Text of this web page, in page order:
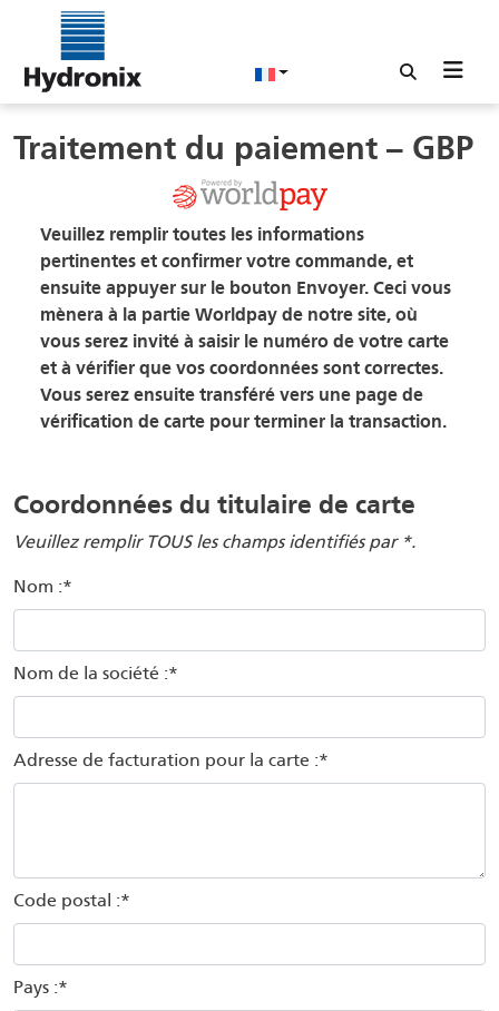
Traitement du paiement – GBP
Veuillez remplir toutes les informations
pertinentes et confirmer votre commande, et
ensuite appuyer sur le bouton Envoyer. Ceci vous
mènera à la partie Worldpay de notre site, où
vous serez invité à saisir le numéro de votre carte
et à vérifier que vos coordonnées sont correctes.
Vous serez ensuite transféré vers une page de
vérification de carte pour terminer la transaction.
Coordonnées du titulaire de carte
Veuillez remplir TOUS les champs identifiés par *.
Nom :*
Nom de la société :*
Adresse de facturation pour la carte :*
Code postal :*
Pays :*